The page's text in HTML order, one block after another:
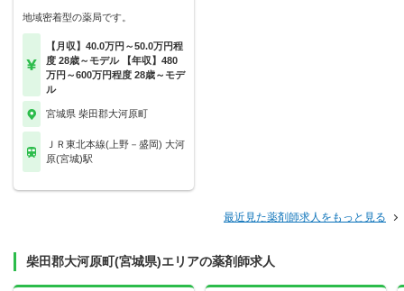
地域密着型の薬局です。
【月収】40.0万円～50.0万円程
度 28歳～モデル 【年収】480
万円～600万円程度 28歳～モデ
ル
宮城県 柴田郡大河原町
ＪＲ東北本線(上野－盛岡) 大河
原(宮城)駅
最近見た薬剤師求人をもっと見る
柴田郡大河原町(宮城県)エリアの薬剤師求人